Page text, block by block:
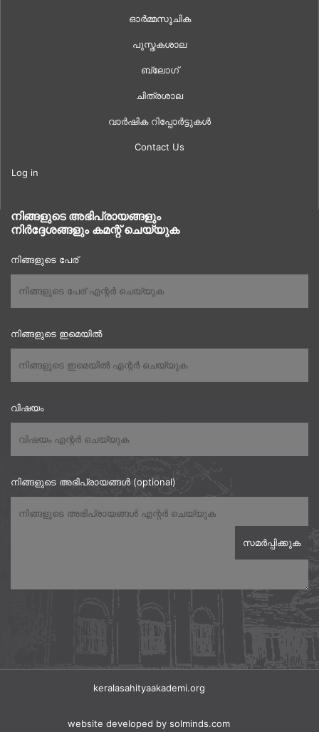
ഓർമ്മസൂചിക
പുസ്തകശാല
ബ്ലോഗ്
ചിത്രശാല
വാർഷിക റിപ്പോർട്ടുകൾ
Contact Us
Log in
നിങ്ങളുടെ അഭിപ്രായങ്ങളും
നിർദ്ദേശങ്ങളും കമന്റ് ചെയ്യുക
നിങ്ങളുടെ പേര്
നിങ്ങളുടെ ഇമെയിൽ
വിഷയം
നിങ്ങളുടെ അഭിപ്രായങ്ങൾ (optional)
keralasahityaakademi.org
website developed by solminds.com